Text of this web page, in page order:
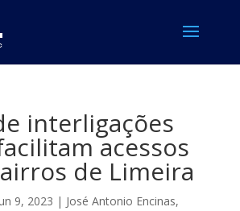
interligações
acessos
de Limeira
9, 2023 | José Antonio Encinas,